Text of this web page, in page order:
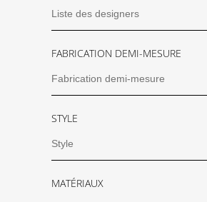
FABRICATION DEMI-MESURE
STYLE
MATÉRIAUX